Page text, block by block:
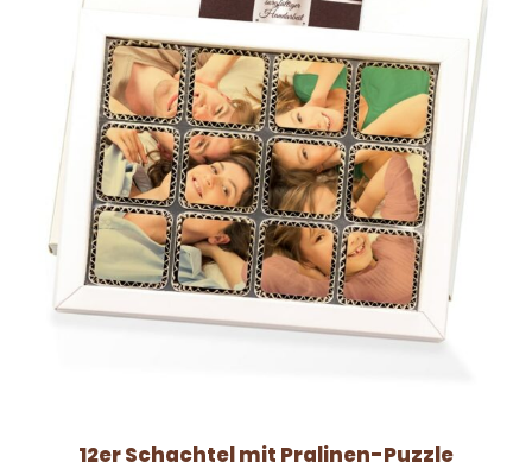
12er Schachtel mit Pralinen-Puzzle